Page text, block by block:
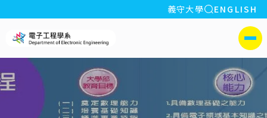
:::
義守大學 全站搜索
ENGLISH
側選單